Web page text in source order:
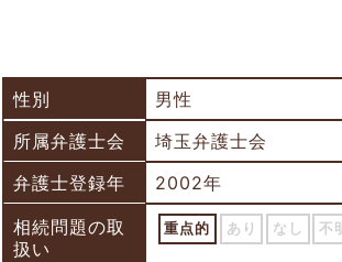
性別
男性
所属弁護士会
埼玉弁護士会
弁護士登録年
2002年
相続問題の取
扱い
重点的 あり なし 不